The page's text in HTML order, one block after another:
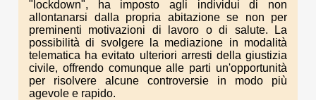
"lockdown", ha imposto agli individui di non
allontanarsi dalla propria abitazione se non per
preminenti motivazioni di lavoro o di salute. La
possibilità di svolgere la mediazione in modalità
telematica ha evitato ulteriori arresti della giustizia
civile, offrendo comunque alle parti un'opportunità
per risolvere alcune controversie in modo più
agevole e rapido.